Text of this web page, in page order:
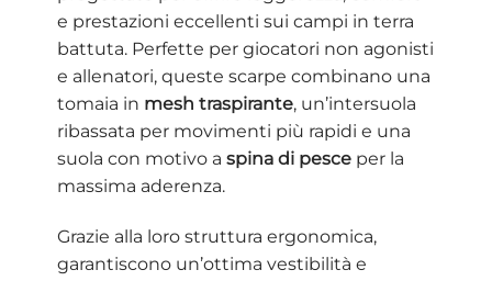
e prestazioni eccellenti sui campi in terra
battuta. Perfette per giocatori non agonisti
e allenatori, queste scarpe combinano una
tomaia in mesh traspirante, un’intersuola
ribassata per movimenti più rapidi e una
suola con motivo a spina di pesceper la
massima aderenza.
Grazie alla loro struttura ergonomica,
garantiscono un’ottima vestibilità e